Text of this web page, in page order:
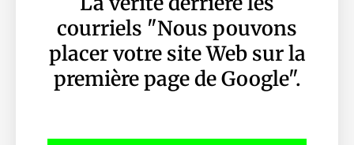
courriels "Nous pouvons
placer votre site Web sur la
première page de Google".